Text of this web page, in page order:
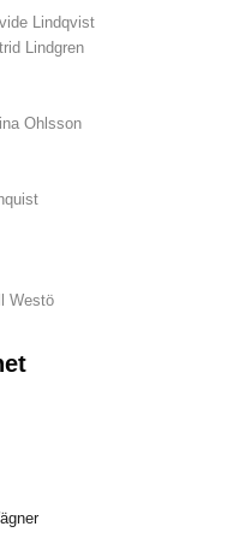
Lindqvist
Lindgren
Ohlsson
Westö